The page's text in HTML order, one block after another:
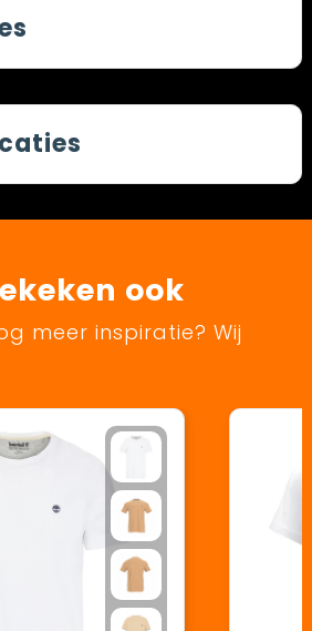
ook
meer inspiratie? Wij